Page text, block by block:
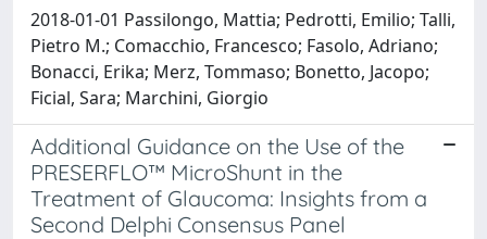
2018-01-01 Passilongo, Mattia; Pedrotti, Emilio; Talli,
Pietro M.; Comacchio, Francesco; Fasolo, Adriano;
Bonacci, Erika; Merz, Tommaso; Bonetto, Jacopo;
Ficial, Sara; Marchini, Giorgio
Additional Guidance on the Use of the
PRESERFLO™ MicroShunt in the
Treatment of Glaucoma: Insights from a
Second Delphi Consensus Panel